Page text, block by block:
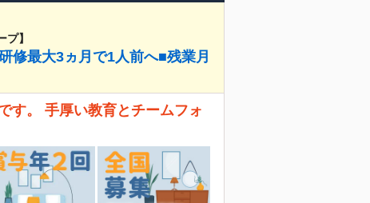
】
修最大3ヵ月で1人前へ■残業月
す。 手厚い教育とチームフォ